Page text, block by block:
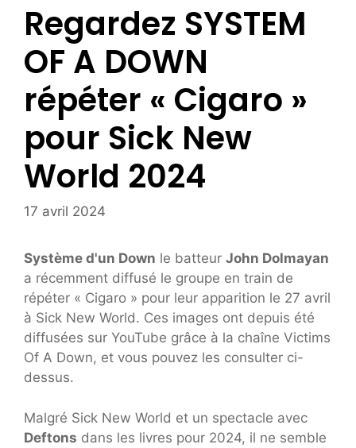
Regardez SYSTEM
OF A DOWN
répéter « Cigaro »
pour Sick New
World 2024
17 avril 2024
Système d'un Down le batteur John Dolmayan
a récemment diffusé le groupe en train de
répéter « Cigaro » pour leur apparition le 27 avril
à Sick New World. Ces images ont depuis été
diffusées sur YouTube grâce à la chaîne Victims
Of A Down, et vous pouvez les consulter ci-
dessus.
Malgré Sick New World et un spectacle avec
Deftons dans les livres pour 2024, il ne semble